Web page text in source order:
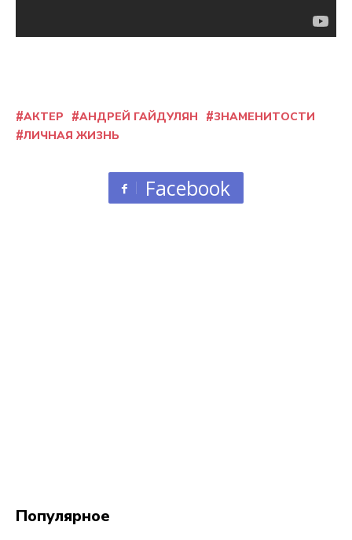
АКТЕР АНДРЕЙ ГАЙДУЛЯН
ЗНАМЕНИТОСТИ
ЛИЧНАЯ ЖИЗНЬ
Facebook
Популярное